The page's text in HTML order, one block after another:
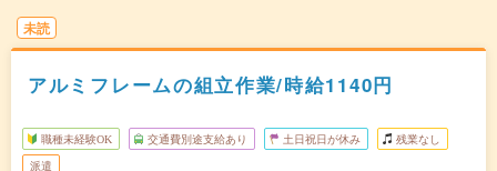
未読
アルミフレームの組立作業/時給1140円
職種未経験OK 交通費別途支給あり 土日祝日が休み 残業なし
派遣